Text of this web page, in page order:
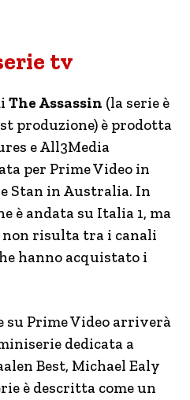
tv
The Assassin (la serie è
produzione) è prodotta
e All3Media
per Prime Video in
Stan in Australia. In
è andata su Italia 1, ma
non risulta tra i canali
hanno acquistato i
su Prime Video arriverà
dedicata a
Best, Michael Ealy
è descritta come un